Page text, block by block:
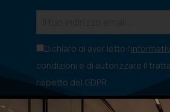
Dichiaro di aver letto l'
condizioni e di autorizzare il
rispetto del GDPR.